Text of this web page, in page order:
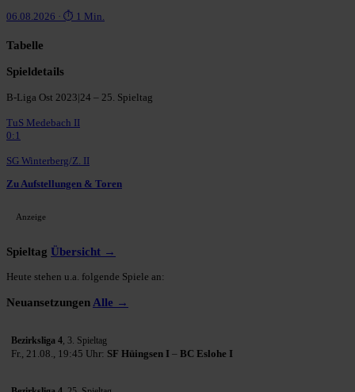
06.08.2026 · ⏱ 1 Min.
Tabelle
Spieldetails
B-Liga Ost 2023|24 – 25. Spieltag
TuS Medebach II
0:1
SG Winterberg/Z. II
Zu Aufstellungen & Toren
Anzeige
Spieltag Übersicht →
Heute stehen u.a. folgende Spiele an:
Neuansetzungen Alle →
Bezirksliga 4, 3. Spieltag
Fr., 21.08., 19:45 Uhr: SF Hüingsen I – BC Eslohe I